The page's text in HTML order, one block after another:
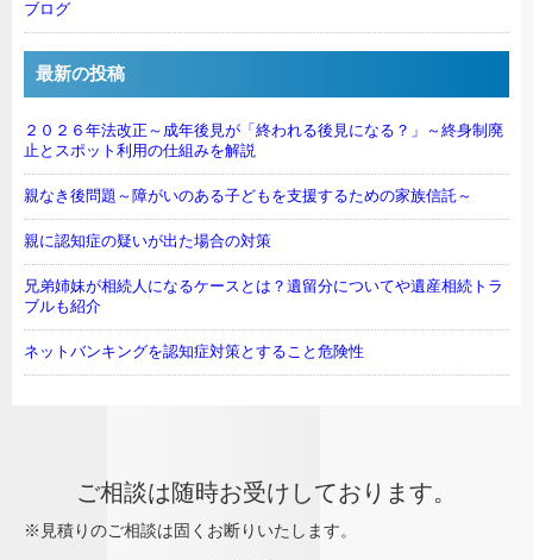
ブログ
最新の投稿
２０２６年法改正～成年後見が「終われる後見になる？」～終身制廃
止とスポット利用の仕組みを解説
親なき後問題～障がいのある子どもを支援するための家族信託～
親に認知症の疑いが出た場合の対策
兄弟姉妹が相続人になるケースとは？遺留分についてや遺産相続トラ
ブルも紹介
ネットバンキングを認知症対策とすること危険性
ご相談は随時お受けしております。
※見積りのご相談は固くお断りいたします。